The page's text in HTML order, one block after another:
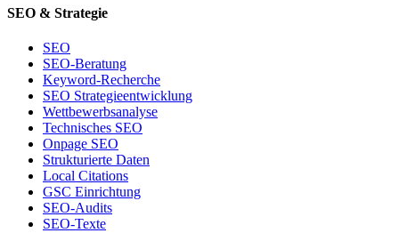
SEO & Strategie
SEO
SEO-Beratung
Keyword-Recherche
SEO Strategieentwicklung
Wettbewerbsanalyse
Technisches SEO
Onpage SEO
Strukturierte Daten
Local Citations
GSC Einrichtung
SEO-Audits
SEO-Texte